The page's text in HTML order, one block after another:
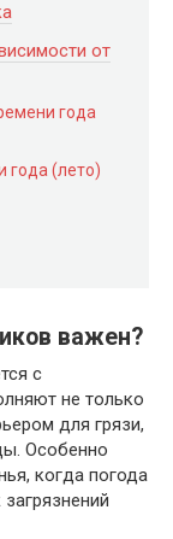
от
года
года (лето)
важен?
с
не только
для грязи,
Особенно
когда погода